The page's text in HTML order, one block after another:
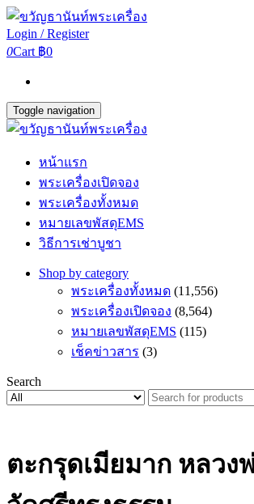
Login / Register
0Cart ฿0
Toggle navigation
หน้าแรก
พระเครื่องเปิดจอง
พระเครื่องทั้งหมด
หมายเลขพัสดุEMS
วิธีการเช่าบูชา
Shop by category
พระเครื่องทั้งหมด (11,556)
พระเครื่องเปิดจอง (8,564)
หมายเลขพัสดุEMS (115)
เช็คข่าวสาร (3)
Search
ตะกรุดเมียมาก หลวง